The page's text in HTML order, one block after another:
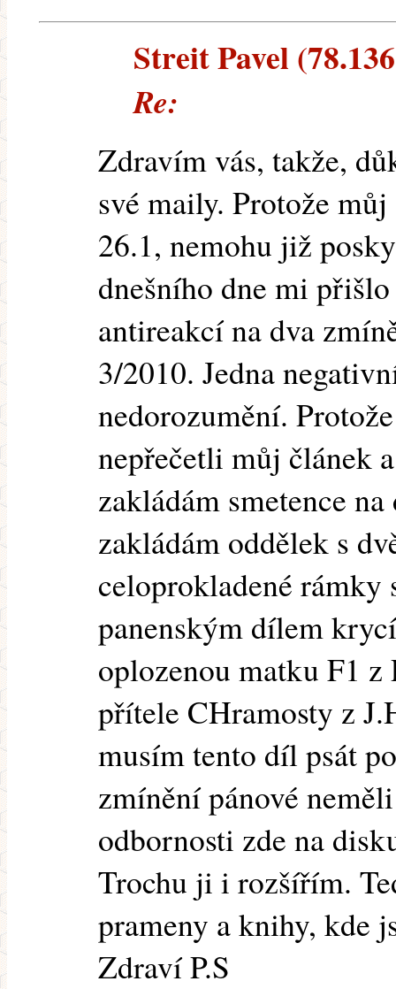
Streit Pavel
Re:
Zdravím vás, takže,
své maily. Protože
26.1, nemohu již
dnešního dne mi
antireakcí na dva
3/2010. Jedna
nedorozumění.
nepřečetli můj článek
zakládám smetence
zakládám oddělek s
celoprokladené rámky
panenským dílem
oplozenou matku F1 z
přítele CHramosty z
musím tento díl psát
zmínění pánové
odbornosti zde na
Trochu ji i rozšířím.
prameny a knihy, kde
Zdraví P.S